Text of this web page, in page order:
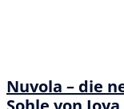
Nuvola – die